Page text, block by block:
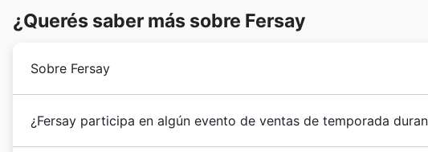
Informática y Accesorios– Portátiles, ordenadores y todo tipo de
Fersay. Son esenciales para el trabajo y el ocio, y durante el Black
offers durante esta época son irresistibles.
¿Querés saber más sobre Fersay
Sobre Fersay
electrónica. Desde sus inicios, se han dedicado a ofrecer una
consolidándose como un referente de confianza para los
¿Fersay participa en algún evento de ventas de temporada